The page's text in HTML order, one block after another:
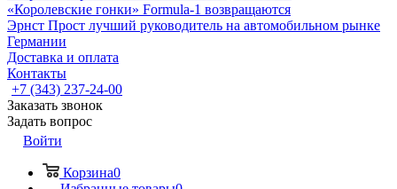
«Королевские гонки» Formula-1 возвращаются
Эрнст Прост лучший руководитель на автомобильном рынке
Германии
Доставка и оплата
Контакты
+7 (343) 237-24-00
Заказать звонок
Задать вопрос
Войти
Корзина0